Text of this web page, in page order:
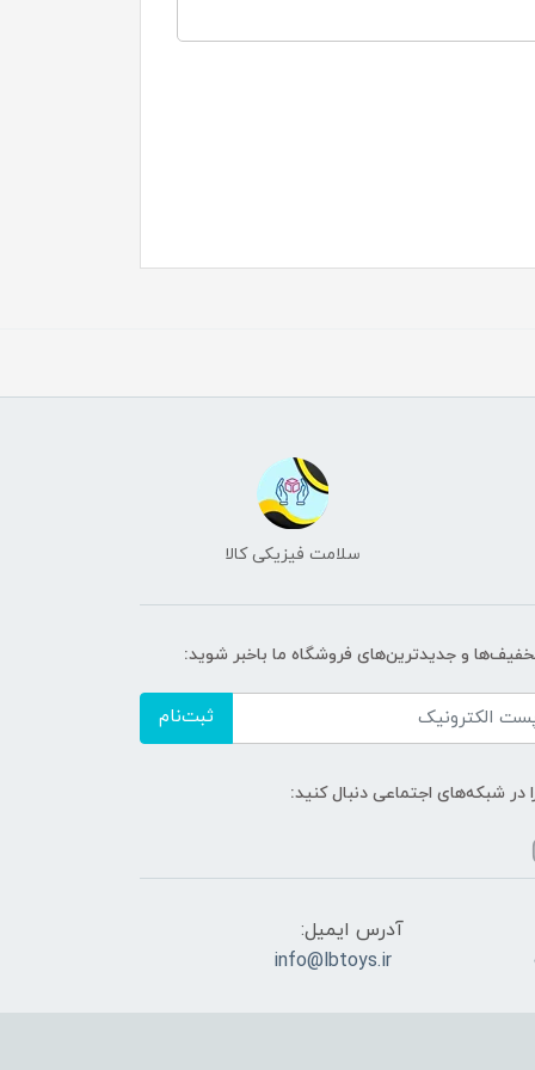
سلامت فیزیکی کالا
و جدیدترین‌های فروشگاه ما باخبر شوید:
ثبت‌نام
در شبکه‌های اجتماعی دنبال کنید:
آدرس ایمیل:
info@lbtoys.ir